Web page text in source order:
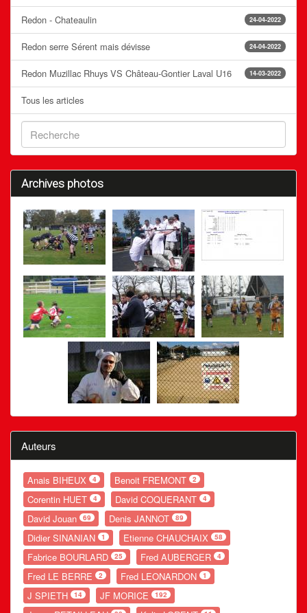
24-04-2022
Redon - Chateaulin
24-04-2022
Redon serre Sérent mais dévisse
14-03-2022
Redon Muzillac Rhuys VS Château-Gontier Laval U16
Tous les articles
Archives photos
Auteurs
Anais BIHEUX 4 Benoit FREMONT 2
Corentin HUET 4 David COQUERANT 4
David Jouan 69 Denis JANNOT 89
Didier SINANIAN 1 Etienne CHAUCHAIX 58
Fabrice BOURLARD 25 Fred AUBERGER 4
Fred LE BERRE 2 Fred LEONARDON 1
J SPIETH 14 JF MORICE 192